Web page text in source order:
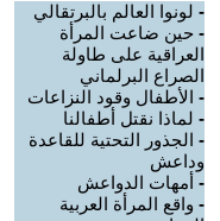
- لونوا العالم بالبرتقالي
- حين ضاعت المرأة
العراقية على طاولة
الصراع البرلماني
- الأطفال وقود النزاعات
- لماذا نقتل أطفالنا
- الجذور التحتية للقاعدة
وداعش
- أمهات الدواعش
- واقع المرأة العربية